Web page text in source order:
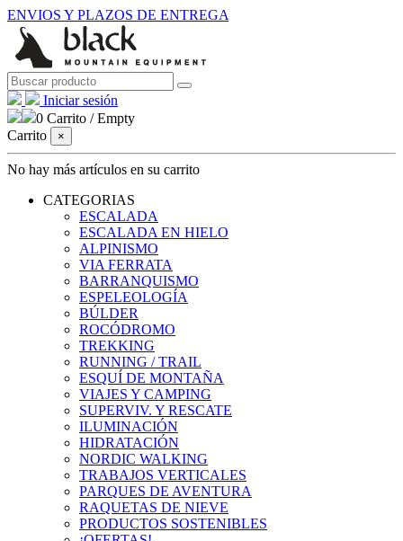
ENVIOS Y PLAZOS DE ENTREGA
Iniciar sesión
0 Carrito /Empty
Carrito
×
No hay más artículos en su carrito
CATEGORIAS
ESCALADA
ESCALADA EN HIELO
ALPINISMO
VIA FERRATA
BARRANQUISMO
ESPELEOLOGÍA
BÚLDER
ROCÓDROMO
TREKKING
RUNNING / TRAIL
ESQUÍ DE MONTAÑA
VIAJES Y CAMPING
SUPERVIV. Y RESCATE
ILUMINACIÓN
HIDRATACIÓN
NORDIC WALKING
TRABAJOS VERTICALES
PARQUES DE AVENTURA
RAQUETAS DE NIEVE
PRODUCTOS SOSTENIBLES